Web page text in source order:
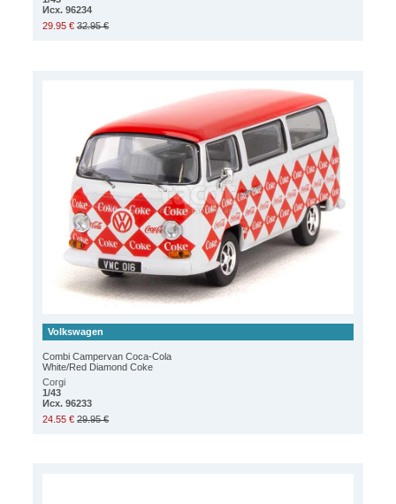
Исх. 96234
29.95 € 32.95 €
Volkswagen
Combi Campervan Coca-Cola
White/Red Diamond Coke
Corgi
1/43
Исх. 96233
24.55 € 29.95 €